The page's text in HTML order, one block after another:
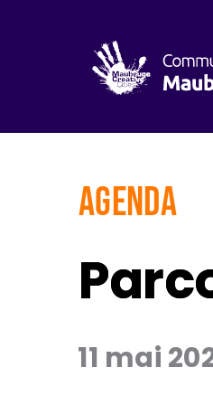
AGENDA
11 mai